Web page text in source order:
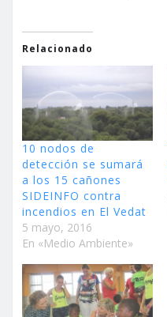
Relacionado
10 nodos de
detección se sumará
a los 15 cañones
SIDEINFO contra
incendios en El Vedat
5 mayo, 2016
En «Medio Ambiente»